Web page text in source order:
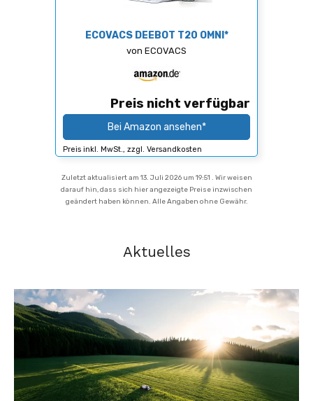
ECOVACS DEEBOT T20 OMNI*
von ECOVACS
Preis nicht verfügbar
Bei Amazon ansehen*
Preis inkl. MwSt., zzgl. Versandkosten
Zuletzt aktualisiert am 13. Juli 2026 um 19:51 . Wir weisen
darauf hin, dass sich hier angezeigte Preise inzwischen
geändert haben können. Alle Angaben ohne Gewähr.
Aktuelles